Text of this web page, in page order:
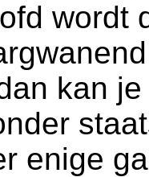
wordt
kan
enige